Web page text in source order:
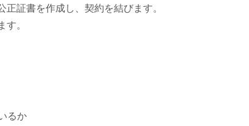
証書を作成し、契約を結びます。
。
るか